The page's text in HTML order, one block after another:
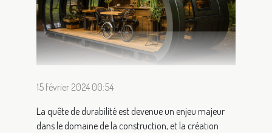
15 février 2024 00:54
La quête de durabilité est devenue un enjeu majeur
dans le domaine de la construction, et la création